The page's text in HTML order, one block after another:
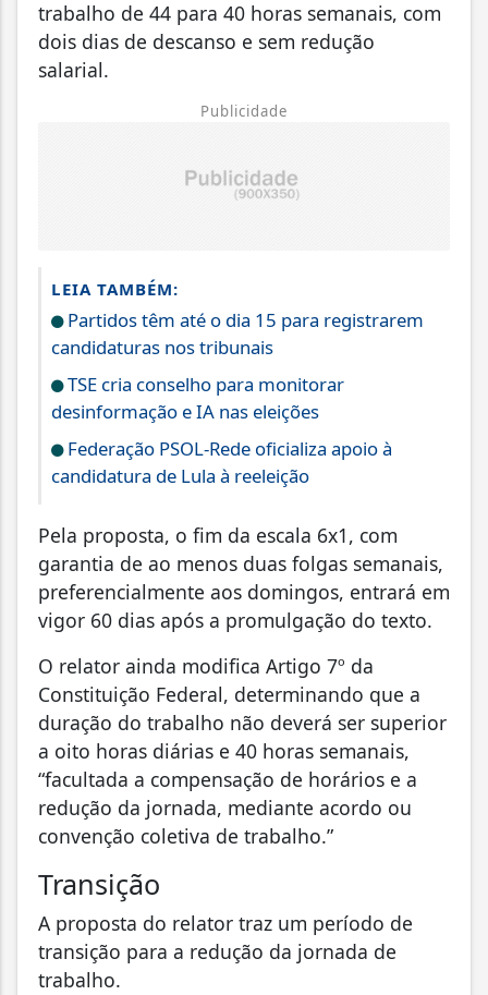
trabalho de 44 para 40 horas semanais, com
dois dias de descanso e sem redução
salarial.
Publicidade
LEIA TAMBÉM:
Partidos têm até o dia 15 para registrarem
candidaturas nos tribunais
TSE cria conselho para monitorar
desinformação e IA nas eleições
Federação PSOL-Rede oficializa apoio à
candidatura de Lula à reeleição
Pela proposta, o fim da escala 6x1, com
garantia de ao menos duas folgas semanais,
preferencialmente aos domingos, entrará em
vigor 60 dias após a promulgação do texto.
O relator ainda modifica Artigo 7º da
Constituição Federal, determinando que a
duração do trabalho não deverá ser superior
a oito horas diárias e 40 horas semanais,
“facultada a compensação de horários e a
redução da jornada, mediante acordo ou
convenção coletiva de trabalho.”
Transição
A proposta do relator traz um período de
transição para a redução da jornada de
trabalho.